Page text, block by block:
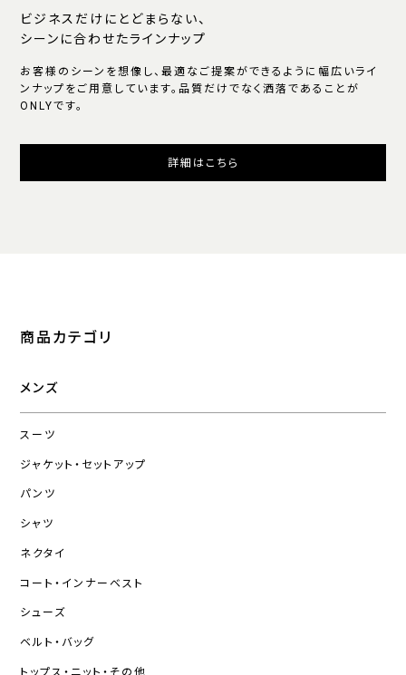
ビジネスだけにとどまらない、
シーンに合わせたラインナップ
お客様のシーンを想像し、最適なご提案ができるように幅広いライ
ンナップをご用意しています。品質だけでなく洒落であることが
ONLYです。
詳細はこちら
商品カテゴリ
メンズ
スーツ
ジャケット・セットアップ
パンツ
シャツ
ネクタイ
コート・インナーベスト
シューズ
ベルト・バッグ
トップス・ニット・その他